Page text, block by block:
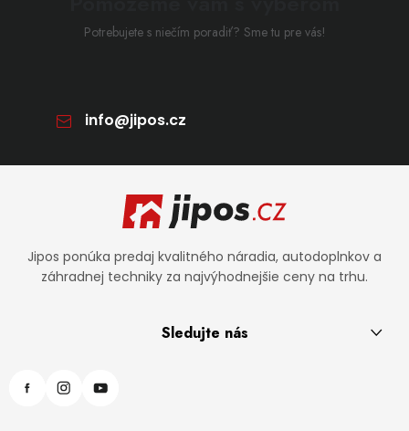
Potrebujete s niečím poradiť? Sme tu pre vás!
info@jipos.cz
Jipos ponúka predaj kvalitného náradia, autodoplnkov a
záhradnej techniky za najvýhodnejšie ceny na trhu.
Sledujte nás